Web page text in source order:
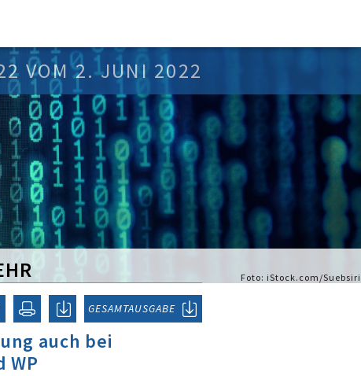
VOM 2. JUNI 2022
Foto: iStock.com/Suebsiri
GESAMTAUSGABE
auch bei
WP